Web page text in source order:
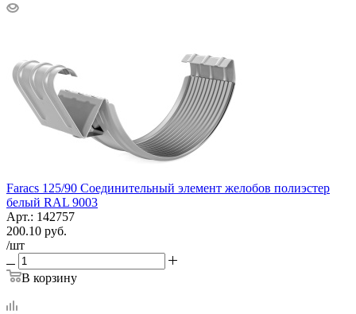
Faracs 125/90 Соединительный элемент желобов полиэстер
белый RAL 9003
Арт.: 142757
200.10 руб.
/шт
В корзину